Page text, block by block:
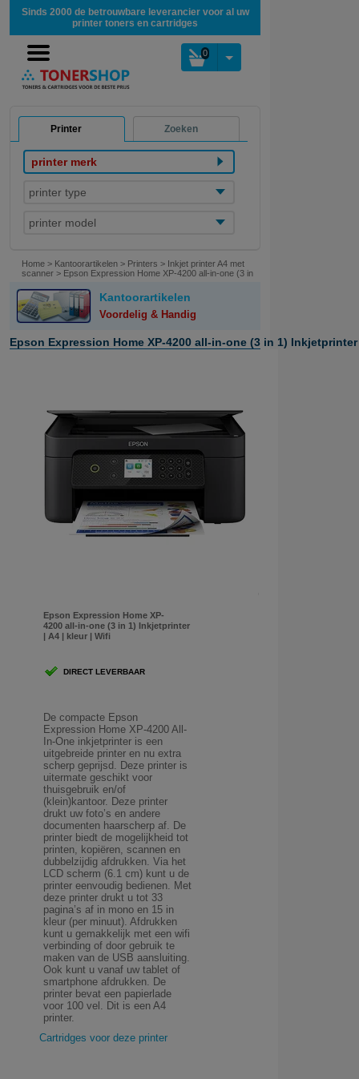
Sinds 2000 de betrouwbare leverancier voor al uw
printer toners en cartridges
0
Printer Zoeken
printer merk
printer type
printer model
Home > Kantoorartikelen > Printers > Inkjet printer A4 met
scanner > Epson Expression Home XP-4200 all-in-one (3 in
Kantoorartikelen
Voordelig & Handig
Epson Expression Home XP-4200 all-in-one (3 in 1)
Epson Expression Home XP-
4200 all-in-one (3 in 1) Inkjetprinter
| A4 | kleur | Wifi
DIRECT LEVERBAAR
De compacte Epson
Expression Home XP-4200 All-
In-One inkjetprinter is een
uitgebreide printer en nu extra
scherp geprijsd. Deze printer is
uitermate geschikt voor
thuisgebruik en/of
(klein)kantoor. Deze printer
drukt uw foto’s en andere
documenten haarscherp af. De
printer biedt de mogelijkheid tot
printen, kopiëren, scannen en
dubbelzijdig afdrukken. Via het
LCD scherm (6.1 cm) kunt u de
printer eenvoudig bedienen. Met
deze printer drukt u tot 33
pagina’s af in mono en 15 in
kleur (per minuut). Afdrukken
kunt u gemakkelijk met een wifi
verbinding of door gebruik te
maken van de USB aansluiting.
Ook kunt u vanaf uw tablet of
smartphone afdrukken. De
printer bevat een papierlade
voor 100 vel. Dit is een A4
printer.
Cartridges voor deze printer